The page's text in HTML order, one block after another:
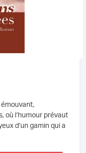
où l’humour prévaut
d’un gamin qui a